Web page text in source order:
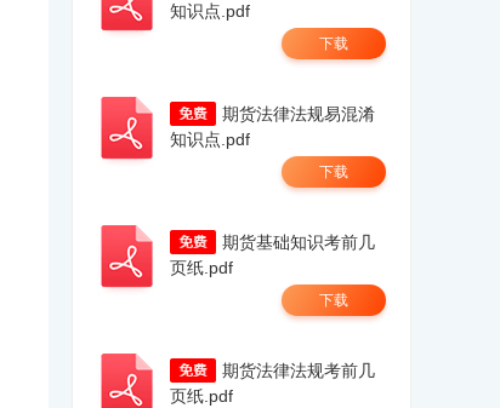
知识点.pdf
下载
期货法律法规易混淆
知识点.pdf
下载
期货基础知识考前几
页纸.pdf
下载
期货法律法规考前几
页纸.pdf